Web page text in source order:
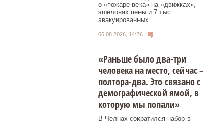
о «пожаре века» на «движках»,
эшелонах пены и 7 тыс.
эвакуированных.
06.08.2026, 14:26
«Раньше было два-три
человека на место, сейчас –
полтора-два. Это связано с
демографической ямой, в
которую мы попали»
В Челнах сократился набор в